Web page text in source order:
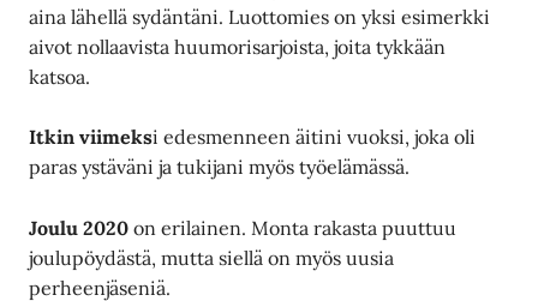
aina lähellä sydäntäni. Luottomies on yksi esimerkki
aivot nollaavista huumorisarjoista, joita tykkään
katsoa.
Itkin viimeksi edesmenneen äitini vuoksi, joka oli
paras ystäväni ja tukijani myös työelämässä.
Joulu 2020 on erilainen. Monta rakasta puuttuu
joulupöydästä, mutta siellä on myös uusia
perheenjäseniä.